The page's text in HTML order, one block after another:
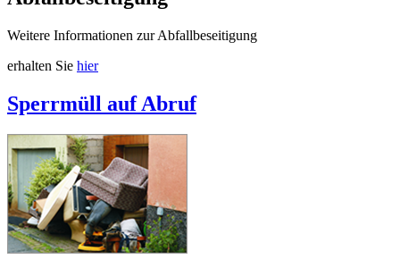
Weitere Informationen zur Abfallbeseitigung
erhalten Sie hier
Sperrmüll auf Abruf